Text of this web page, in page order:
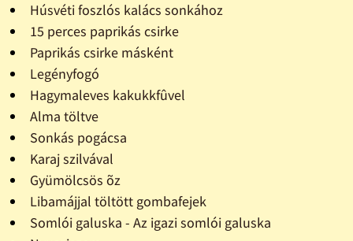
Húsvéti foszlós kalács sonkához
15 perces paprikás csirke
Paprikás csirke másként
Legényfogó
Hagymaleves kakukkfûvel
Alma töltve
Sonkás pogácsa
Karaj szilvával
Gyümölcsös õz
Libamájjal töltött gombafejek
Somlói galuska - Az igazi somlói galuska